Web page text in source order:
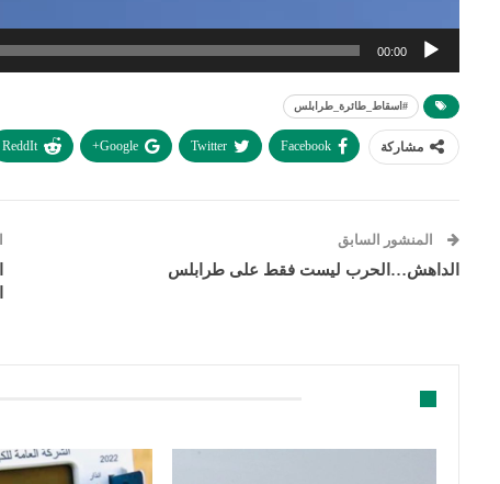
00:00
#اسقاط_طائرة_طرابلس
مشاركة Facebook
Twitter
Google+
ReddIt
المنشور السابق
الداهش…الحرب ليست فقط على طرابلس